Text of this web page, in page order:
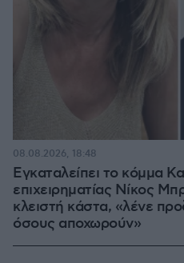
Εγκαταλείπει το κόμμα
επιχειρηματίας Νίκος
κλειστή κάστα, «λένε
όσους αποχωρούν»
08.08.2026, 18:48